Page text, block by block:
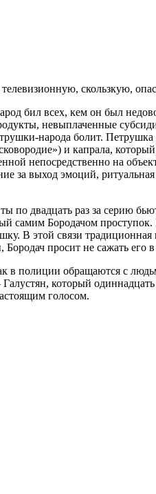
скользкую,
бил всех, кем он был
невыплаченные
народа болит.
и капрала,
непосредственно на
за выход эмоций,
по двадцать раз за серию
Бородачом
В этой связи традиционная
просит не сажать
полиции обращаются с
который
голосом.